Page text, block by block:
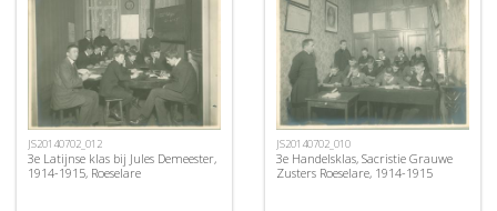
JS20140702_012
3e Latijnse klas bij Jules Demeester,
1914-1915, Roeselare
JS20140702_010
3e Handelsklas, Sacristie Grauwe
Zusters Roeselare, 1914-1915